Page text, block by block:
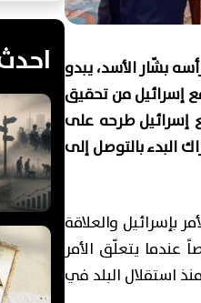
بشّار الأسد، يبدو
إسرائيل من تحقيق
إسرائيل طرحه على
البدء بالتوصل إلى
بإسرائيل والعلاقة
عندما يتعلّق الأمر
استقلال البلد في